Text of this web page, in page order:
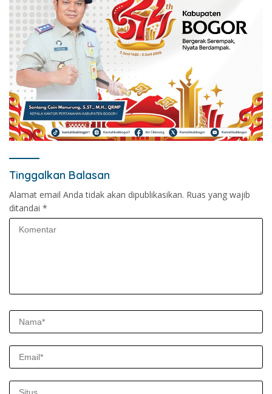
Tinggalkan Balasan
Alamat email Anda tidak akan dipublikasikan. Ruas yang wajib
ditandai *